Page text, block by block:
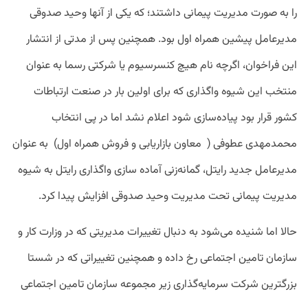
را بهصورت مدیریت پیمانی داشتند؛ کهیکی ازآنها وحیدصدوقی
مدیرعامل پیشینهمراه اول بود‌. همچنینپس از مدتی از انتشار
اینفراخوان، اگرچه نامهیچکنسرسیومیا شرکتیرسما بهعنوان
منتخب این شیوهواگذاریکه برای اولین بار درصنعت ارتباطات
کشورقرار بود پیادهسازی شود اعلام نشد اما درپی انتخاب
محمدمهدیعطوفی( معاون بازاریابی و فروش همراه اول) بهعنوان
مدیرعامل جدیدرایتل، گمانه‌زنیآماده سازیواگذاریرایتل به شیوه
مدیریت پیمانی تحت مدیریتوحیدصدوقی افزایش پیدا کرد.
حالا اما شنیده میشود به دنبال تغییرات مدیریتیکه دروزارتکارو
سازمانتامین اجتماعیرخ دادهوهمچنین تغییراتیکه در شستا
بزرگترین شرکت سرمایه‌گذاریزیر مجموعه سازمانتامین اجتماعی